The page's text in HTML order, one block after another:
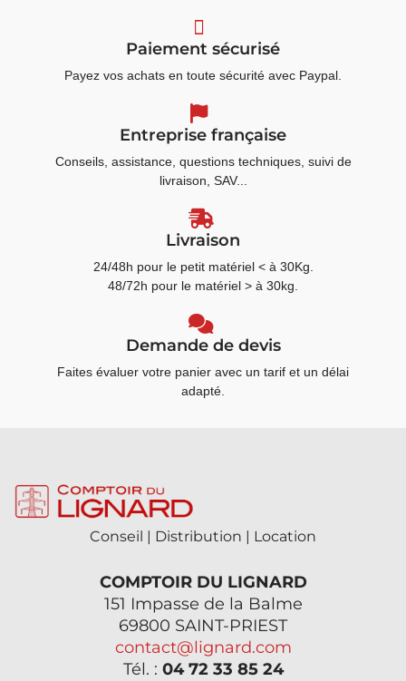
Paiement sécurisé
Payez vos achats en toute sécurité avec Paypal.
Entreprise française
Conseils, assistance, questions techniques, suivi de
livraison, SAV...
Livraison
24/48h pour le petit matériel < à 30Kg.
48/72h pour le matériel > à 30kg.
Demande de devis
Faites évaluer votre panier avec un tarif et un délai
adapté.
Conseil | Distribution | Location
COMPTOIR DU LIGNARD
151 Impasse de la Balme
69800 SAINT-PRIEST
contact@lignard.com
Tél. : 04 72 33 85 24